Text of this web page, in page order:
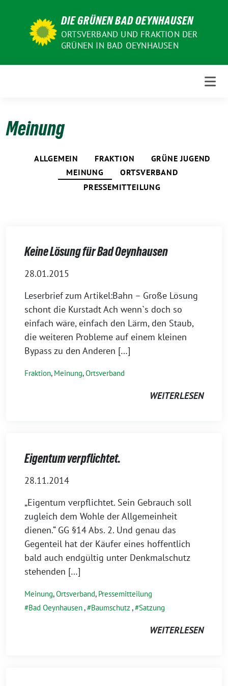
DIE GRÜNEN BAD OEYNHAUSEN
ORTSVERBAND UND FRAKTION DER
GRÜNEN IN BAD OEYNHAUSEN
Meinung
ALLGEMEIN FRAKTION
GRÜNE JUGEND
MEINUNG
ORTSVERBAND
PRESSEMITTEILUNG
Keine Lösung für Bad Oeynhausen
28.01.2015
Leserbrief zum Artikel:Bahn – Große Lösung
schont die Kurstadt Ach wenn`s doch so
einfach wäre, einfach den Lärm, den Staub,
die weiteren Probleme auf einem kleinen
Bypass zu den Anderen […]
Fraktion, Meinung,Ortsverband
WEITERLESEN
Eigentum verpflichtet.
28.11.2014
„Eigentum verpflichtet. Sein Gebrauch soll
zugleich dem Wohle der Allgemeinheit
dienen.“ GG §14 Abs. 2. Und genau das
Gegenteil hat der Käufer eines hoffentlich
bald auch endgültig unter Denkmalschutz
stehenden […]
Meinung,Ortsverband, Pressemitteilung
Bad Oeynhausen, Baumschutz , Satzung
WEITERLESEN